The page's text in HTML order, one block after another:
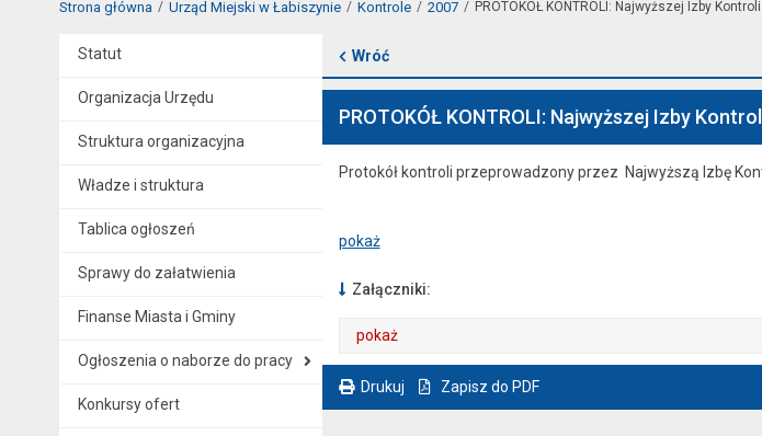
Strona główna Urząd Miejski w Łabiszynie Kontrole 2007 PROTOKÓŁ KONTROLI: Najwyższej Izby
Statut
Organizacja Urzędu
Struktura organizacyjna
Władze i struktura
Tablica ogłoszeń
Sprawy do załatwienia
Finanse Miasta i Gminy
Ogłoszenia o naborze do pracy
Konkursy ofert
Wróć
PROTOKÓŁ KONTROLI: Najwyższej Izby
Protokół kontroli przeprowadzony przez Najwyższą Izbę
pokaż
Załączniki:
pokaż
Drukuj Zapisz do PDF